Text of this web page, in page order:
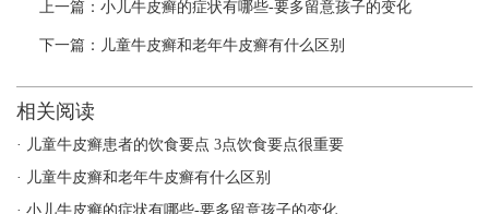
上一篇： 小儿牛皮癣的症状有哪些-要多留意孩子的变化
下一篇： 儿童牛皮癣和老年牛皮癣有什么区别
相关阅读
· 儿童牛皮癣患者的饮食要点 3点饮食要点很重要
· 儿童牛皮癣和老年牛皮癣有什么区别
· 小儿牛皮癣的症状有哪些-要多留意孩子的变化